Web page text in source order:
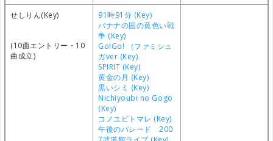
せしりん(Key)
(10曲エントリー・10
曲成立)
91時91分 (Key)
バナナの国の黄色い戦
争 (Key)
Go!Go! （ファミシュ
ガver (Key)
SPIRIT (Key)
黄金の月 (Key)
黒いシミ (Key)
Nichiyoubi no Gogo
(Key)
コノユビトマレ (Key)
午後のパレード 200